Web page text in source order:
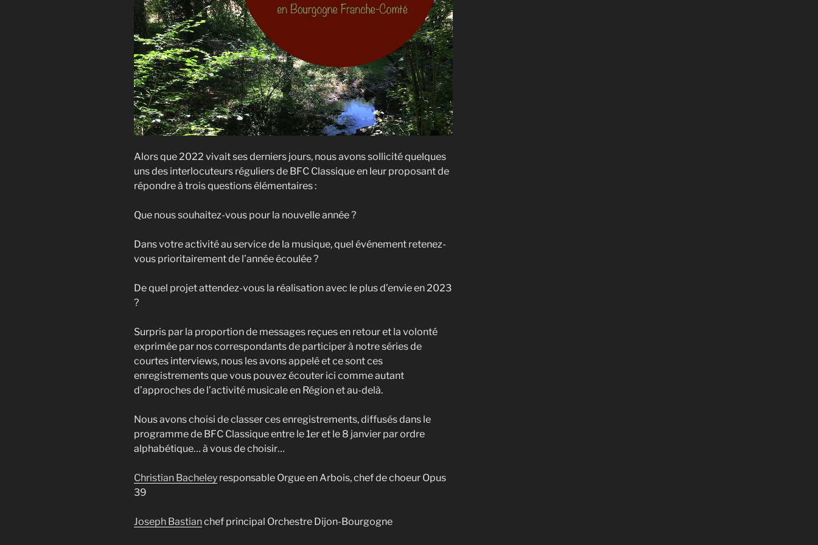
Alors que 2022 vivait ses derniers jours, nous avons sollicité quelques
uns des interlocuteurs réguliers de BFC Classique en leur proposant de
répondre à trois questions élémentaires :
Que nous souhaitez-vous pour la nouvelle année ?
Dans votre activité au service de la musique, quel événement retenez-
vous prioritairement de l’année écoulée ?
De quel projet attendez-vous la réalisation avec le plus d’envie en 2023
?
Surpris par la proportion de messages reçues en retour et la volonté
exprimée par nos correspondants de participer à notre séries de
courtes interviews, nous les avons appelé et ce sont ces
enregistrements que vous pouvez écouter ici comme autant
d’approches de l’activité musicale en Région et au-delà.
Nous avons choisi de classer ces enregistrements, diffusés dans le
programme de BFC Classique entre le 1er et le 8 janvier par ordre
alphabétique… à vous de choisir…
Christian Bacheley responsable Orgue en Arbois, chef de choeur Opus
39
Joseph Bastianchef principal Orchestre Dijon-Bourgogne